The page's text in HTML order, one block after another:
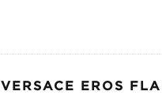
VERSACE EROS